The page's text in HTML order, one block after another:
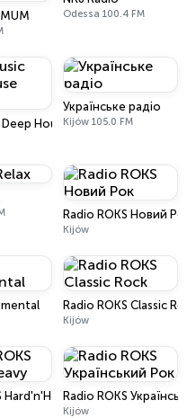
Odessa 100.4 FM
House Radio
Українське радіо
Kijów 105.0 FM
Radio ROKS Новий Рок
Kijów
Radio ROKS Classic
Kijów
Hard'n'HeavyRadio ROKS
Kijów